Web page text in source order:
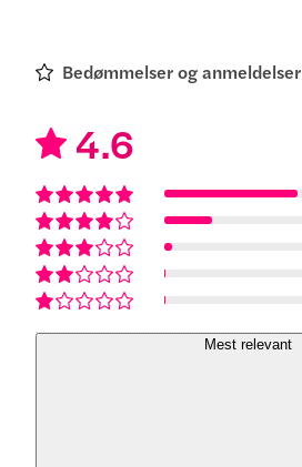
Bedømmelser og anmeldelser
4.6
Mest relevant